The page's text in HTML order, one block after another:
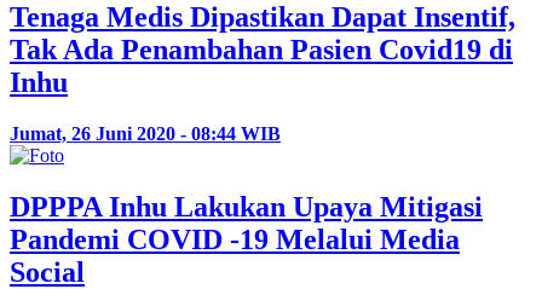
Tenaga Medis Dipastikan Dapat Insentif,
Tak Ada Penambahan Pasien Covid19 di
Inhu
Jumat, 26 Juni 2020 - 08:44 WIB
DPPPA Inhu Lakukan Upaya Mitigasi
Pandemi COVID -19 Melalui Media
Social